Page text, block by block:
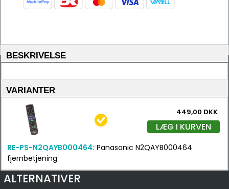
BESKRIVELSE
VARIANTER
449,00 DKK
LÆG I KURVEN
RE-PS-N2QAYB000464: Panasonic N2QAYB000464
fjernbetjening
ALTERNATIVER